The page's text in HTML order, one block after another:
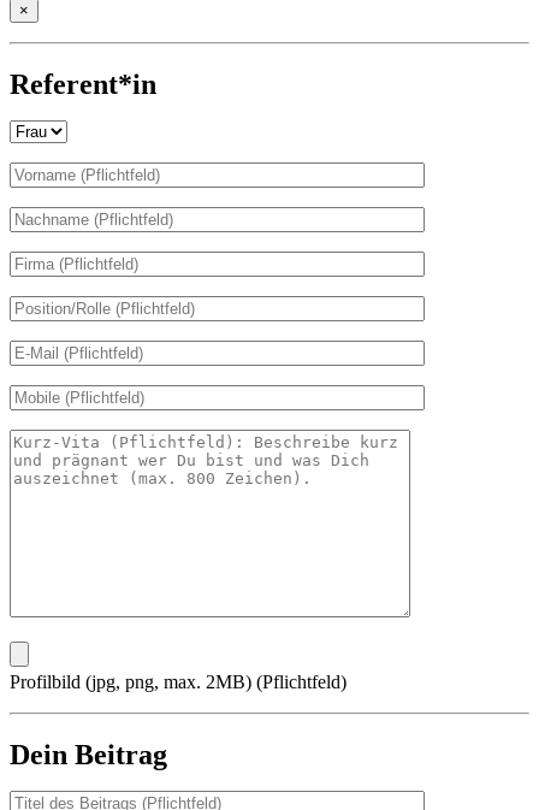
×
Referent*in
Profilbild (jpg, png, max. 2MB) (Pflichtfeld)
Dein Beitrag